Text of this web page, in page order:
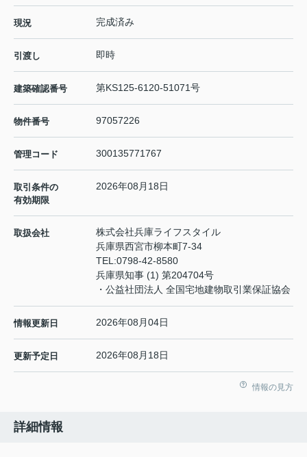
現況 完成済み
引渡し 即時
建築確認番号 第KS125-6120-51071号
物件番号 97057226
管理コード 300135771767
取引条件の
有効期限
2026年08月18日
取扱会社
株式会社兵庫ライフスタイル
兵庫県西宮市柳本町7-34
TEL:0798-42-8580
兵庫県知事 (1) 第204704号
・公益社団法人 全国宅地建物取引業保証協会
情報更新日 2026年08月04日
更新予定日 2026年08月18日
情報の見方
詳細情報